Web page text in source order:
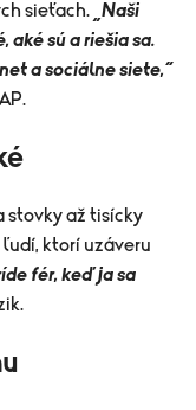
sieťach.
„Naši
aké sú a riešia sa.
a sociálne siete,“
stovky až tisícky
ktorí uzáveru
fér, keď ja sa